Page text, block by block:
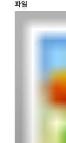
파일